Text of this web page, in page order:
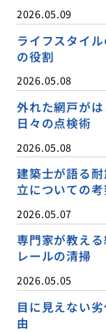
2026.05.09
ライフスタイ
の役割
2026.05.08
外れた網戸が
日々の点検術
2026.05.08
建築士が語る
立についての考
2026.05.07
専門家が教え
レールの清掃
2026.05.05
目に見えない
由